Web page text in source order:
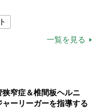
ビス
一覧を見る
狭窄症＆椎間板ヘルニ
ャーリーガーを指導する